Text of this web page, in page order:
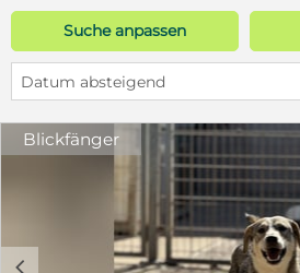
Suche anpassen
Datum absteigend
Blickfänger
c